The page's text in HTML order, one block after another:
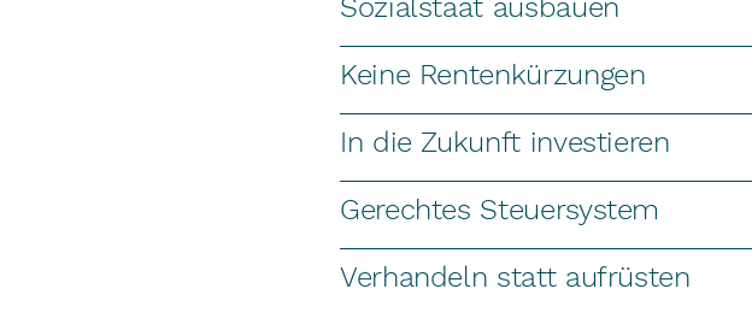
Sozialstaat ausbauen
Keine Rentenkürzungen
In die Zukunft investieren
Gerechtes Steuersystem
Verhandeln statt aufrüsten